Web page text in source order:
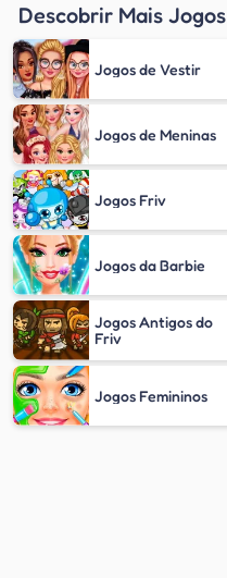
Descobrir Mais Jogos
Jogos de Vestir
Jogos de Meninas
Jogos Friv
Jogos da Barbie
Jogos Antigos do
Friv
Jogos Femininos